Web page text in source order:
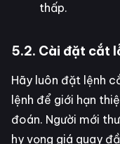
thấp.
5.2. Cài đặt cắt
Hãy luôn đặt lệnh
lệnh để giới hạn
đoán. Người mới
hy vọng giá quay